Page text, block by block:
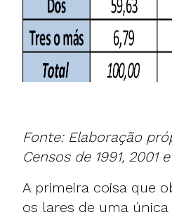
Fonte: Elaboração
Censos de 1991, 2001 e
A primeira coisa que
os lares de uma única